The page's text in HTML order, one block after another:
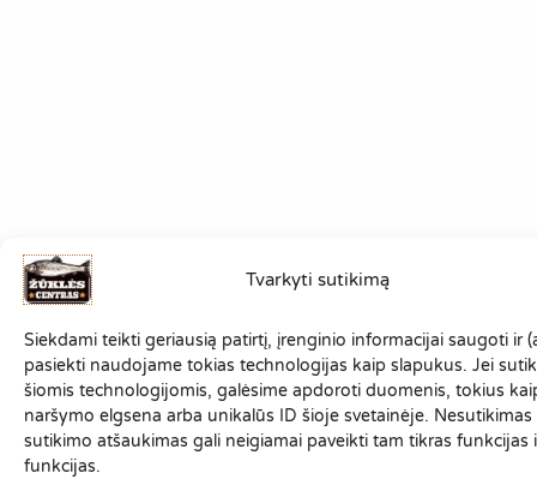
Tvarkyti sutikimą
Siekdami teikti geriausią patirtį, įrenginio informacijai saugoti ir
pasiekti naudojame tokias technologijas kaip slapukus. Jei
šiomis technologijomis, galėsime apdoroti duomenis, tokius
naršymo elgsena arba unikalūs ID šioje svetainėje. Nesutikimas
sutikimo atšaukimas gali neigiamai paveikti tam tikras funkcijas
funkcijas.